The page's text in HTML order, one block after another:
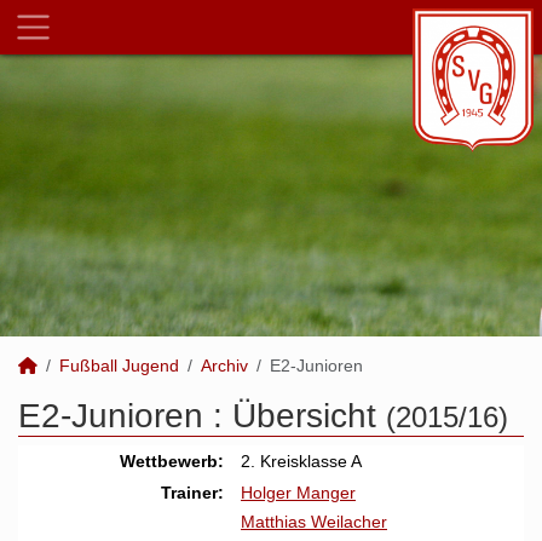
Fußball Jugend Archiv E2-Junioren
E2-Junioren : Übersicht (2015/16)
Wettbewerb:
2. Kreisklasse A
Trainer:
Holger Manger
Matthias Weilacher